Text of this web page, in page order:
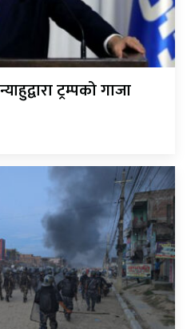
ट्रम्पको गाजा